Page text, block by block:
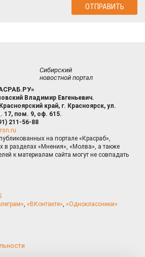
Сибирский
новостной портал
Владимир Евгеньевич.
край, г. Красноярск, ул.
пом. 9, оф. 615.
211-56-88
на портале «Красраб»,
в разделах «Мнения», «Молва», а также
к материалам сайта могут не совпадать
, «ВКонтакте», «Одноклассники»